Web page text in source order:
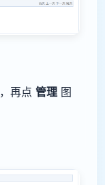
，再点 管理 图